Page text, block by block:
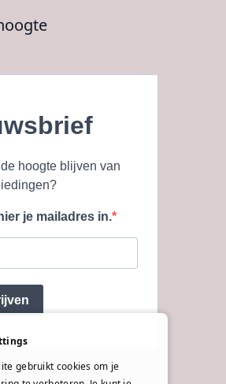
hoogte blijven van
je mailadres in.
gebruikt cookies om je